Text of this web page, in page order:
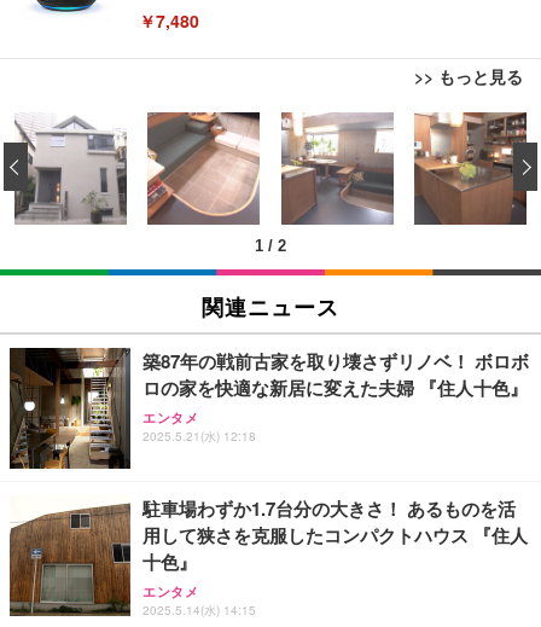
￥7,480
>> もっと見る
[EdoErgo] オフィスチェア 椅子 テレワーク 疲れな
い 跳ね上げ式アームレスト コンパクト 約105度ロッ
キング pc 事務椅子 360度回転 座面昇降 強化ナイロ
ン樹脂ベース 通気性メッシュ 在宅ワーク H-WY01
(黒網+黒枠+黒足)
￥5,699
SIHOO B100 オフィスチェア／デスクチェア メッシ
ュチェア 人間工学 疲れない ブラック
￥27,999
Sezlife オフィスチェア デスクチェア 疲れない テレ
ワーク チェア 強化バックレスト 30度ロッキング機
能 人間工学 椅子 腰サポート 90度跳ね上げ式アーム
務用 おしゃれ パソコンチェア (ブラック)
Sezlife オフィスチェア デスクチェア 疲れない テレ
ワーク チェア 強化バックレスト 30度ロッキング機
能 人間工学 椅子 腰サポート 90度跳ね上げ式アーム
レスト 3Dヘッドレスト ハンガー付き 高反発クッシ
EIZO ビジネス向けプレミアムモニター | FlexScan
EV3240X-WT | 31.5型4K UHD・USB Type-C・ホワ
イト
￥105,595
EIZO ビジネス向けプレミアムモニター | FlexScan
【純正品】27"ゲーミングモニター DualSense 充電
フック付き（CFI-ZDM1J）
【整備済み品】Dell E2724HS 27インチ 液晶モニタ
ー フルHD（1920×1080）VA 非光沢 HDMI/DisplayP
ort/VGA スピーカー内蔵 高さ調整 スイベル VESA対
応 ComfortView ビジネス向け
Amazonベーシック ペットシーツ 薄型 レギュラー 1
回使い捨て 無香料 ホワイト 300枚
￥3,373
Amazonベーシック ペットシーツ 厚型 ワイド 42枚
x2袋(84枚) ホワイト(吸収面:ライトブルー)
￥3,234
ネオ・ルーライフ ネオ・オムツ L 中型犬用 26枚入
り 単品
Smart Basic(スマートベーシック) 【Amazon.co.jp
限定】 Smart Basic アイリスオーヤマ ペットシーツ
超厚型 お徳用 ワイド 100枚入 (x 1) (ケース販売)
1 / 2
‹
関連ニュース
築87年の戦前古家を取り壊さずリノベ！ ボロボ
ロの家を快適な新居に変えた夫婦 『住人十色』
エンタメ
2025.5.21(水) 12:18
駐車場わずか1.7台分の大きさ！ あるものを活
用して狭さを克服したコンパクトハウス 『住人
十色』
エンタメ
2025.5.14(水) 14:15